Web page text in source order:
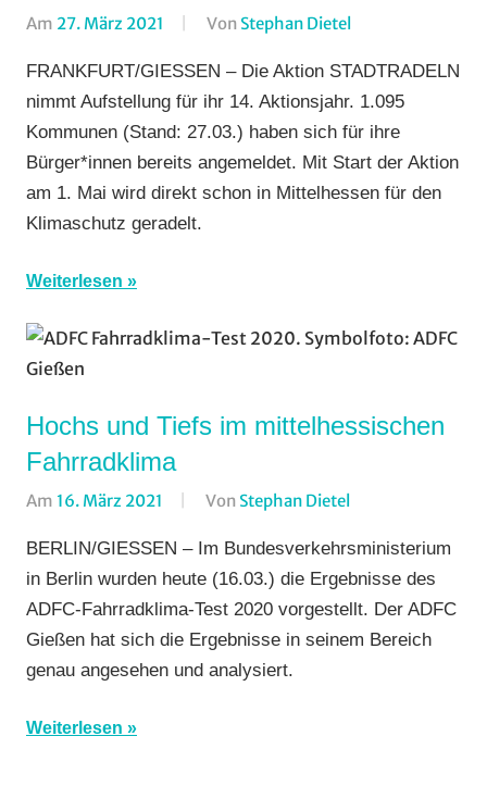
Am 27. März 2021 Von Stephan Dietel
Breitensport,
Formate
Wohin
am
Wochenende
FRANKFURT/GIESSEN – Die Aktion STADTRADELN
nimmt Aufstellung für ihr 14. Aktionsjahr. 1.095
Kommunen (Stand: 27.03.) haben sich für ihre
Bürger*innen bereits angemeldet. Mit Start der Aktion
am 1. Mai wird direkt schon in Mittelhessen für den
Klimaschutz geradelt.
Weiterlesen
Hochs und Tiefs im mittelhessischen
Fahrradklima
Am 16. März 2021 Von Stephan Dietel
Gießen,
Alltagsradfahren
Breitensport,
Vereine
BERLIN/GIESSEN – Im Bundesverkehrsministerium
in Berlin wurden heute (16.03.) die Ergebnisse des
ADFC-Fahrradklima-Test 2020 vorgestellt. Der ADFC
Gießen hat sich die Ergebnisse in seinem Bereich
genau angesehen und analysiert.
Weiterlesen